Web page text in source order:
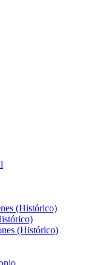
(Histórico)
(Histórico)